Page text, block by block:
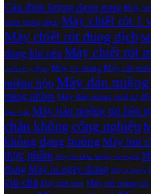
Cân định lượng dạng rung Máy
bơm dung dịch Máy chiết rót 1
Máy chiết rót dung dịch
dùng khí nénMáy chiết rót
chiết rót tự động Máy co màng Máy cắt
miệng hộpMáy dán
màng nhôm Máy dán màng seal tự
dậm chân Máy hàn miệng túi liên
chân không công nghiệp
không dạng buồngMáy hút
thực phẩm Máy hút chân không vòi ngoài
dụng Máy in ngày tháng Máy in nhiệt
giò chả Máy làm nem Máy rút màng co